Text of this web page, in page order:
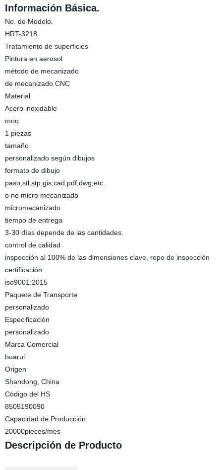
Información Básica.
No. de Modelo.
HRT-3218
Tratamiento de superficies
Pintura en aerosol
método de mecanizado
de mecanizado CNC
Material
Acero inoxidable
moq
1 piezas
tamaño
personalizado según dibujos
formato de dibujo
paso,stl,stp,gis,cad,pdf,dwg,etc.
o no micro mecanizado
micromecanizado
tiempo de entrega
3-30 días depende de las cantidades.
control de calidad
inspección al 100% de las dimensiones clave, repo de inspección
certificación
iso9001:2015
Paquete de Transporte
personalizado
Especificación
personalizado
Marca Comercial
huarui
Origen
Shandong, China
Código del HS
8505190090
Capacidad de Producción
20000pieces/mes
Descripción de Producto